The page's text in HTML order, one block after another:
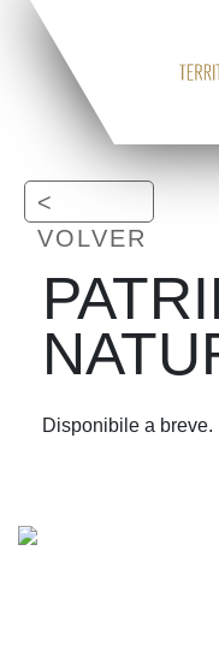
<
VOLVER
Disponibile a breve.